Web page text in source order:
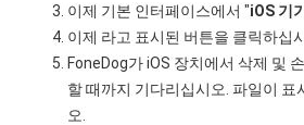
이제 기본 인터페이스에서 "iOS 기
이제 라고 표시된 버튼을 클릭하십
FoneDog가 iOS 장치에서 삭제 및
할 때까지 기다리십시오. 파일이 표
오.